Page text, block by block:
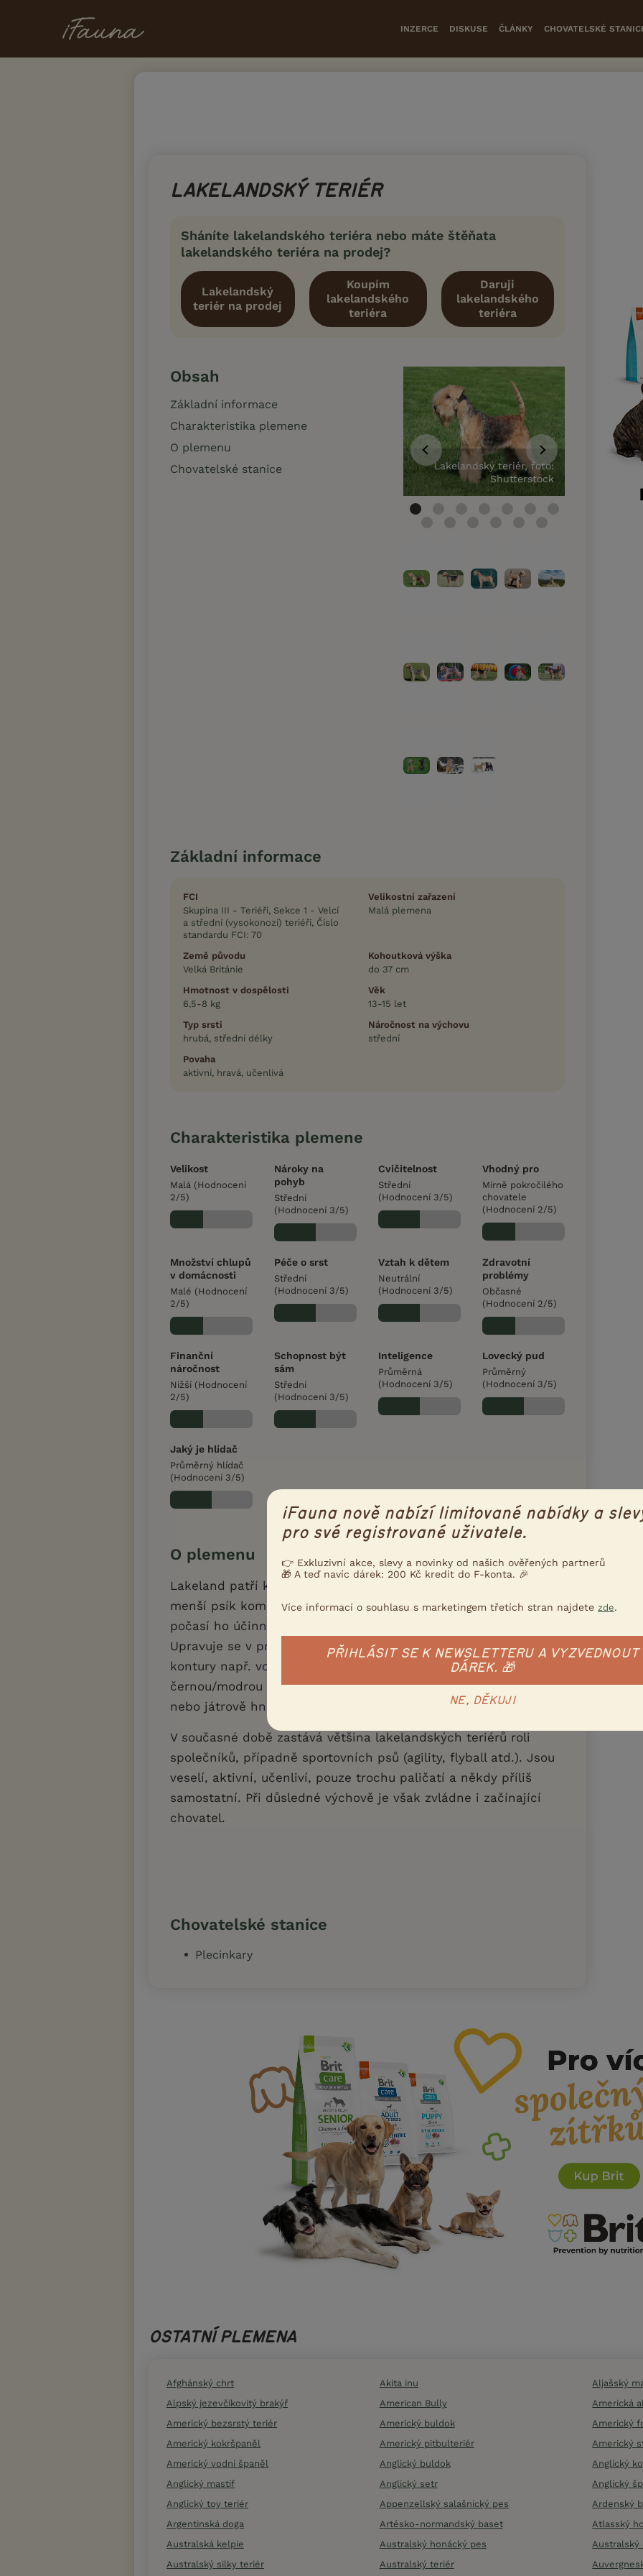
INZERCE DISKUSE ČLÁNKY CHOVATELSKÉ
LAKELANDSKÝ TERIÉR
Sháníte lakelandského teriéra nebo máte štěňata
lakelandského teriéra na prodej?
Lakelandský
teriér na prodej
Koupím
lakelandského
teriéra
Daruji
lakelandského
teriéra
Lakelandský teriér, foto:
Shutterstock
Obsah
Základní informace
Charakteristika plemene
O plemenu
Chovatelské stanice
Základní informace
FCI
Skupina III - Teriéři, Sekce 1 - Velcí
a střední (vysokonozí) teriéři, Číslo
standardu FCI: 70
Velikostní zařazení
Malá plemena
Země původu
Velká Británie
Kohoutková výška
do 37 cm
Hmotnost v dospělosti
6,5-8 kg
Věk
13-15 let
Typ srsti
hrubá, střední délky
Náročnost na výchovu
střední
Povaha
aktivní, hravá, učenlivá
Charakteristika plemene
Velikost
Malá (Hodnocení
2/5)
Nároky na
pohyb
Střední
(Hodnocení 3/5)
Cvičitelnost
Střední
(Hodnocení 3/5)
Vhodný pro
Mírně pokročilého
chovatele
(Hodnocení 2/5)
Množství chlupů
v domácnosti
Malé (Hodnocení
2/5)
Péče o srst
Střední
(Hodnocení 3/5)
Vztah k dětem
Neutrální
(Hodnocení 3/5)
Zdravotní
problémy
Občasné
(Hodnocení 2/5)
Finanční
náročnost
Nižší (Hodnocení
2/5)
Schopnost být
sám
Střední
(Hodnocení 3/5)
Inteligence
Průměrná
(Hodnocení 3/5)
Lovecký pud
Průměrný
(Hodnocení 3/5)
Jaký je hlídač
Průměrný hlídač
(Hodnocení 3/5)
O plemenu
Lakeland patří k méně známým vysokonohým teriérům. Je to
menší psík kompaktní, dobře osvalené postavy. Proti nepřízni
počasí ho účinně chrání hustá, hrubá srst s bohatou podsadou.
Upravuje se v první řadě trimováním, střihem se pouze doladí
kontury např. vousu či nohou. Z barev standard připouští
černou/modrou s pálením nebo bez, pšeničnou, červenošedou
nebo játrově hnědou.
V současné době zastává většina lakelandských teriérů roli
společníků, případně sportovních psů (agility, flyball atd.). Jsou
veselí, aktivní, učenliví, pouze trochu paličatí a někdy příliš
samostatní. Při důsledné výchově je však zvládne i začínající
chovatel.
Chovatelské stanice
Plecinkary
OSTATNÍ PLEMENA
Afghánský chrt Akita inu
Aljašský
Alpský jezevčíkovitý brakýř
American Bully
Americká
Americký bezsrstý teriér
Americký buldok
Americký
Americký kokršpaněl
Americký pitbulteriér
Americký
Americký vodní španěl
Anglický buldok
Anglický
Anglický mastif
Anglický setr
Anglický
Anglický toy teriér
Appenzellský salašnický pes
Ardenský
Argentinská doga
Artésko-normandský baset
Atlasský
Australská kelpie
Australský honácký pes
Australský
Australský silky teriér
Australský teriér
iFauna nově nabízí limitované nabídky a
pro své registrované uživatele.
👉 Exkluzivní akce, slevy a novinky od našich ověřených partnerů
🎁 A teď navíc dárek: 200 Kč kredit do F-konta. 🎉
Více informací o souhlasu s marketingem třetích stran najdete zde.
PŘIHLÁSIT SE K NEWSLETTERU A VYZVEDNOUT
DÁREK. 🎁
NE, DĚKUJI